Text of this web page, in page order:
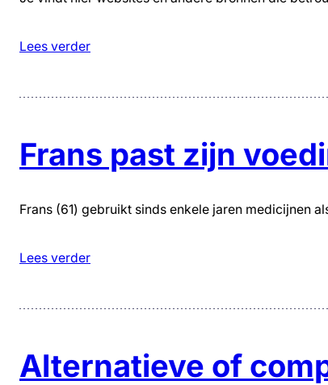
Lees verder
Frans past zijn
Frans (61) gebruikt sinds enkele jaren medicijnen
Lees verder
Alternatieve of